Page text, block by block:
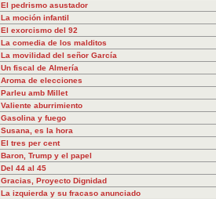
El pedrismo asustador
La moción infantil
El exorcismo del 92
La comedia de los malditos
La movilidad del señor García
Un fiscal de Almería
Aroma de elecciones
Parleu amb Millet
Valiente aburrimiento
Gasolina y fuego
Susana, es la hora
El tres per cent
Baron, Trump y el papel
Del 44 al 45
Gracias, Proyecto Dignidad
La izquierda y su fracaso anunciado